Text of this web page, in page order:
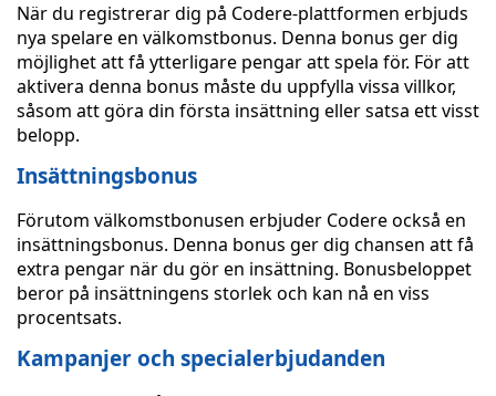
När du registrerar dig på Codere-plattformen erbjuds
nya spelare en välkomstbonus. Denna bonus ger dig
möjlighet att få ytterligare pengar att spela för. För att
aktivera denna bonus måste du uppfylla vissa villkor,
såsom att göra din första insättning eller satsa ett visst
belopp.
Insättningsbonus
Förutom välkomstbonusen erbjuder Codere också en
insättningsbonus. Denna bonus ger dig chansen att få
extra pengar när du gör en insättning. Bonusbeloppet
beror på insättningens storlek och kan nå en viss
procentsats.
Kampanjer och specialerbjudanden